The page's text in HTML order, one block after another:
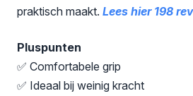
praktisch maakt. Lees hier 198
Pluspunten
✅ Comfortabele grip
✅ Ideaal bij weinig kracht